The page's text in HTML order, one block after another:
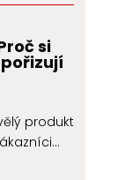
si
produkt